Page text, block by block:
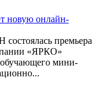
новую онлайн-
премьера
«ЯРКО»
мини-